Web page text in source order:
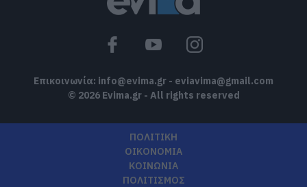
Επικοινωνία: info@evima.gr - eviavima@gmail.com
© 2026 Evima.gr - All rights reserved
ΠΟΛΙΤΙΚΗ
ΟΙΚΟΝΟΜΙΑ
ΚΟΙΝΩΝΙΑ
ΠΟΛΙΤΙΣΜΟΣ